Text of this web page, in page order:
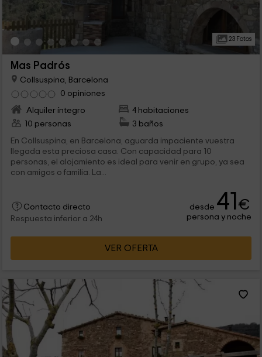
23 Fotos
Mas Padrós
Collsuspina, Barcelona
0 opiniones
Alquiler íntegro
4 habitaciones
10 personas
3 baños
En Collsuspina, en Barcelona, aguarda impaciente vuestra
llegada esta preciosa casa. Con capacidad para 10
personas, el alojamiento es ideal para venir en grupo, ya sea
con amigos o familia. La...
Contacto directo
Respuesta inferior a 24h
desde 41€
persona y noche
VER OFERTA